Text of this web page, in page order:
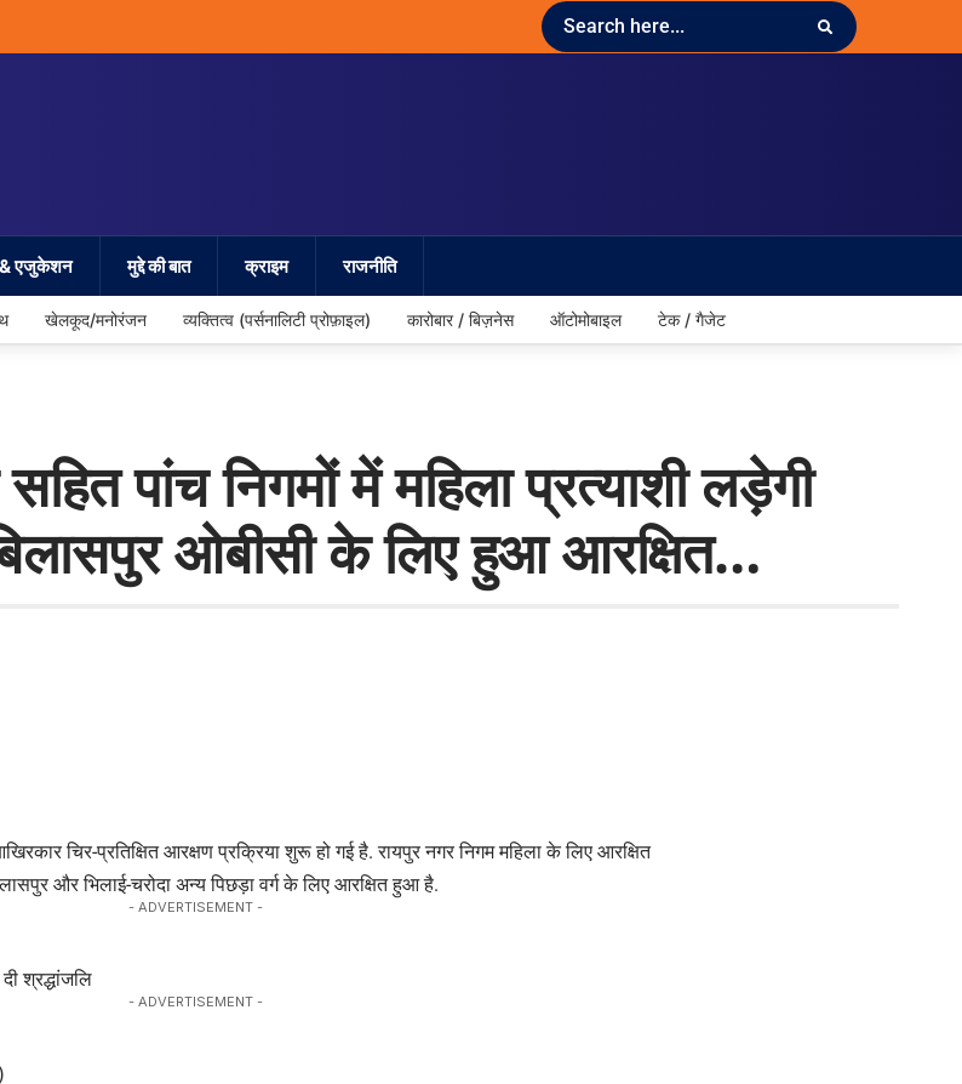
& एजुकेशन मुद्दे की बात क्राइम राजनीति
खेलकूद/मनोरंजन व्यक्तित्व (पर्सनालिटी प्रोफ़ाइल) कारोबार / बिज़नेस ऑटोमोबाइल टेक / गैजेट
पांच निगमों में महिला प्रत्याशी लड़ेगी
बिलासपुर ओबीसी के लिए हुआ आरक्षित…
चिर-प्रतिक्षित आरक्षण प्रक्रिया शुरू हो गई है. रायपुर नगर निगम महिला के लिए आरक्षित
और भिलाई-चरोदा अन्य पिछड़ा वर्ग के लिए आरक्षित हुआ है.
- ADVERTISEMENT -
श्रद्धांजलि
- ADVERTISEMENT -